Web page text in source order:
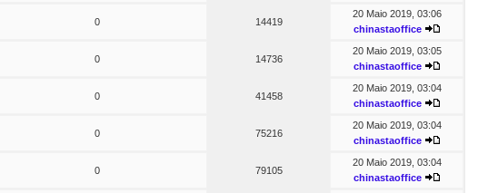
0 14419
20 Maio 2019, 03:06
chinastaoffice
0 14736
20 Maio 2019, 03:05
chinastaoffice
0 41458
20 Maio 2019, 03:04
chinastaoffice
0 75216
20 Maio 2019, 03:04
chinastaoffice
0 79105
20 Maio 2019, 03:04
chinastaoffice